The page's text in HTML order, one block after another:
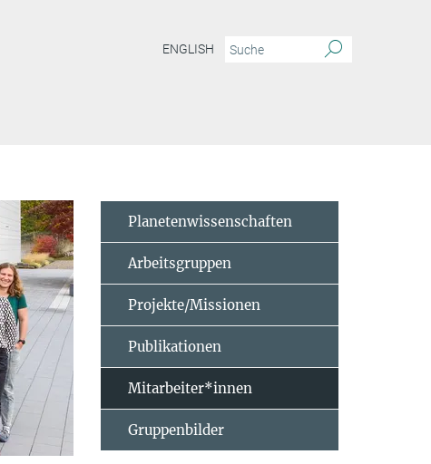
ENGLISH
Planetenwissenschaften
Arbeitsgruppen
Projekte/Missionen
Publikationen
Mitarbeiter*innen
Gruppenbilder